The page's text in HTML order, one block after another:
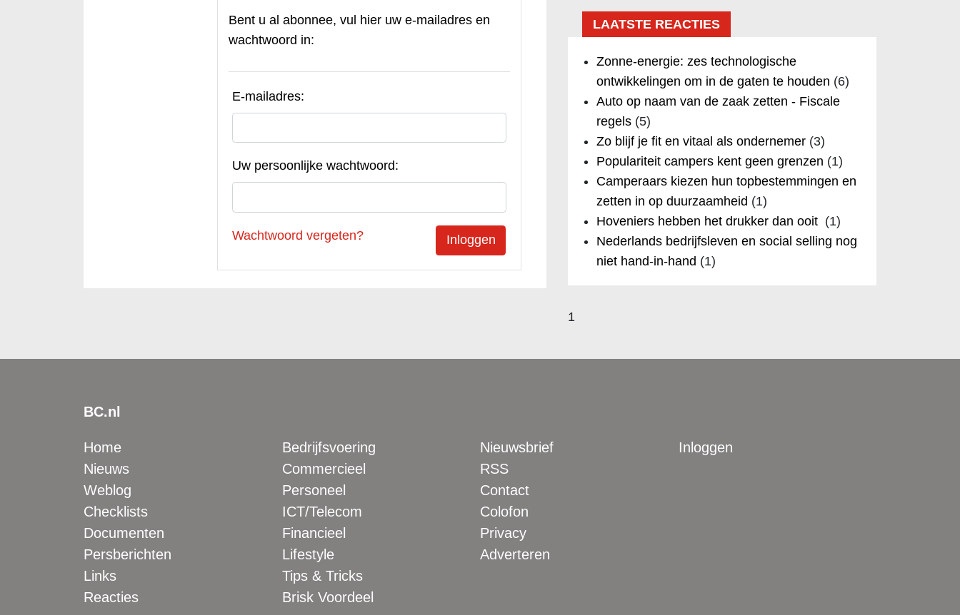
Bent u al abonnee, vul hier uw e-mailadres en
wachtwoord in:
E-mailadres:
Uw persoonlijke wachtwoord:
Wachtwoord vergeten?
LAATSTE REACTIES
Zonne-energie: zes technologische
ontwikkelingen om in de gaten te houden (6)
Auto op naam van de zaak zetten - Fiscale
regels(5)
Zo blijf je fit en vitaal als ondernemer(3)
Populariteit campers kent geen grenzen (1)
Camperaars kiezen hun topbestemmingen en
zetten in op duurzaamheid (1)
Hoveniers hebben het drukker dan ooit (1)
Nederlands bedrijfsleven en social selling nog
niet hand-in-hand (1)
1
BC.nl
Home
Nieuws
Weblog
Checklists
Documenten
Persberichten
Links
Reacties
Bedrijfsvoering
Commercieel
Personeel
ICT/Telecom
Financieel
Lifestyle
Tips & Tricks
Brisk Voordeel
Nieuwsbrief
RSS
Contact
Colofon
Privacy
Adverteren
Inloggen